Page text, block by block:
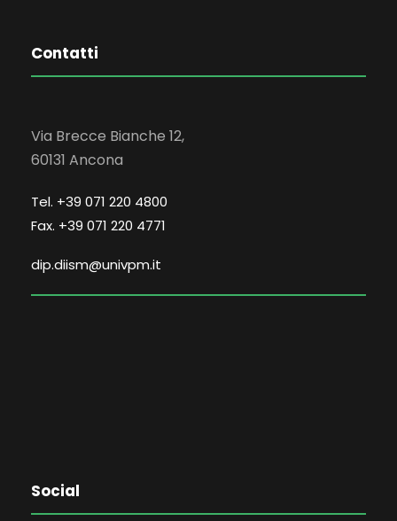
Contatti
Via Brecce Bianche 12,
60131 Ancona
Tel. +39 071 220 4800
Fax. +39 071 220 4771
dip.diism@univpm.it
Social